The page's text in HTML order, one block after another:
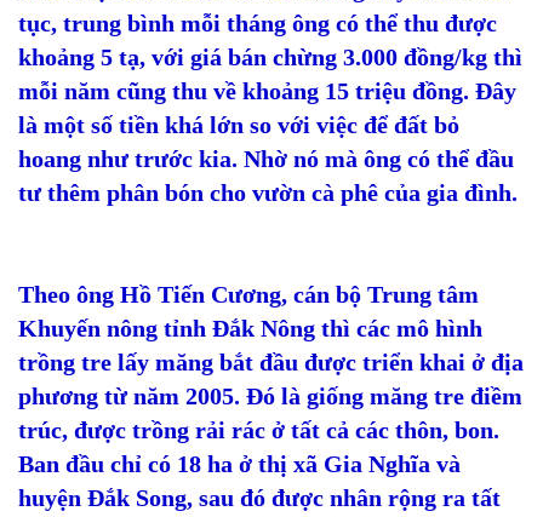
tục, trung bình mỗi tháng ông có thể thu được
khoảng 5 tạ, với giá bán chừng 3.000 đồng/kg thì
mỗi năm cũng thu về khoảng 15 triệu đồng. Đây
là một số tiền khá lớn so với việc để đất bỏ
hoang như trước kia. Nhờ nó mà ông có thể đầu
tư thêm phân bón cho vườn cà phê của gia đình.
Theo ông Hồ Tiến Cương, cán bộ Trung tâm
Khuyến nông tỉnh Đắk Nông thì các mô hình
trồng tre lấy măng bắt đầu được triển khai ở địa
phương từ năm 2005. Đó là giống măng tre điềm
trúc, được trồng rải rác ở tất cả các thôn, bon.
Ban đầu chỉ có 18 ha ở thị xã Gia Nghĩa và
huyện Đắk Song, sau đó được nhân rộng ra tất